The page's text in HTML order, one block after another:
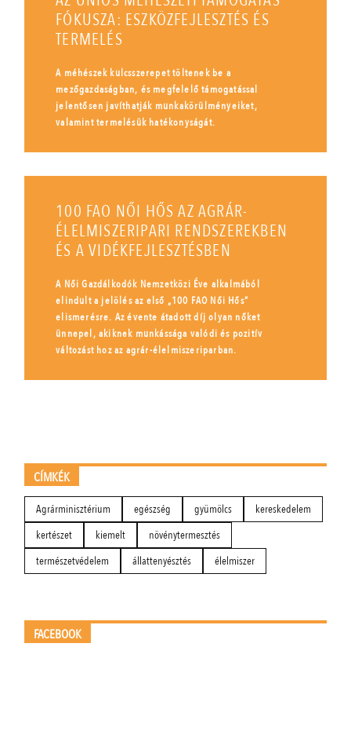
FÓKUSZA: ESZKÖZFEJLESZTÉS ÉS
TERMELÉS
A méhészek kulcsszerepet töltenek be a
mezőgazdaságban, és megfelelő támogatással
jelentősen javíthatják munkakörülményeiket,
valamint termelésük hatékonyságát.
100 FAO NŐI HŐS AZ AGRÁR-
ÉLELMISZERIPARI RENDSZEREKBEN
ÉS A VIDÉKFEJLESZTÉSBEN
A Női Gazdálkodók Nemzetközi Éve alkalmából
elindult a jelölés az első „100 FAO Női Hős”
elismerésre. Az évente átadott díj olyan nőket
ünnepel, akiknek munkássága valódi és pozitív
változást hoz az agrár-élelmiszeriparban.
CÍMKÉK
Agrárminisztérium egészség gyümölcs
kereskedelem
kertészet
kiemelt
növénytermesztés
természetvédelem
állattenyésztés élelmiszer
FACEBOOK